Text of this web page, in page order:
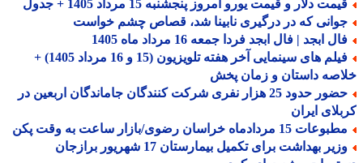
دلار و قیمت یورو امروز پنجشنبه 15 مرداد 1405 + جدول
که در درگیری نابینا شد، قصاص چشم خواست
ابجد | فال ابجد فردا جمعه 16 مرداد ماه 1405
فیلم های سینمایی آخر هفته تلویزیون (15 و 16 مرداد 1405) +
داستان و زمان پخش
حضور حدود 25 هزار نفری شرکت کنندگان جاماندگان اربعین در
ایران
15 مردادماه خراسان رضوی/بازار ساعت به وقت پکن
وزیر بهداشت برای تکمیل بیمارستان 17 شهریور برازجان